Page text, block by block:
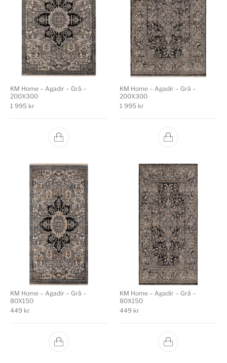
KM Home – Agadir – Grå –
200X300
1 995 kr
KM Home – Agadir – Grå –
200X300
1 995 kr
KM Home – Agadir – Grå –
80X150
449 kr
KM Home – Agadir – Grå –
80X150
449 kr